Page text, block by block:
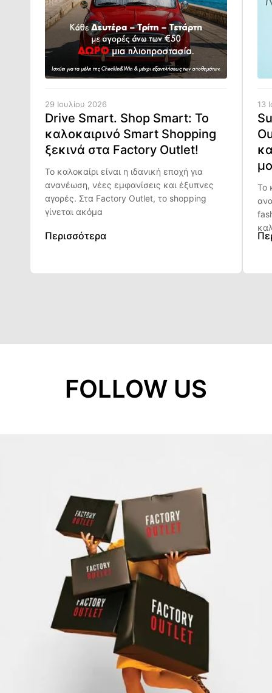
29 Ιουλίου 2026
Drive Smart. Shop Smart: Το
καλοκαιρινό Smart Shopping
ξεκινά στα Factory Outlet!
Το καλοκαίρι είναι η ιδανική εποχή για
ανανέωση, νέες εμφανίσεις και έξυπνες
αγορές. Στα Factory Outlet, το shopping
γίνεται ακόμα
Περισσότερα
13
Το
FOLLOW US